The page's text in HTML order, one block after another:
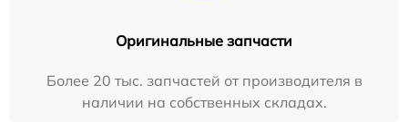
Оригинальные запчасти
Более 20 тыс. запчастей от производителя в
наличии на собственных складах.